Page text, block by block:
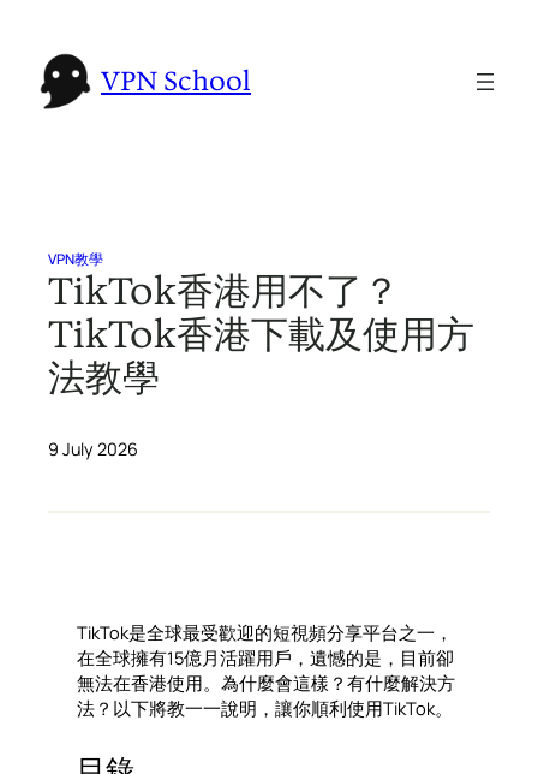
content
VPN School
VPN教學
TikTok香港用不了？
TikTok香港下載及使用方
法教學
9 July 2026
TikTok是全球最受歡迎的短視頻分享平台之一，
在全球擁有15億月活躍用戶，遺憾的是，目前卻
無法在香港使用。為什麼會這樣？有什麼解決方
法？以下將教一一說明，讓你順利使用TikTok。